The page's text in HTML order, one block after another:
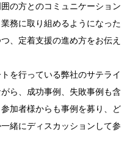
の方とのコミュニケーション
務に取り組めるようになった
、定着支援の進め方をお伝え
を行っている弊社のサテライ
ら、成功事例、失敗事例も含
加者様からも事例を募り、ど
緒にディスカッションして参